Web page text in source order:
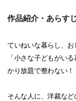
作品紹介・あらす
ていねいな暮らし、お
「小さな子どもがい
かり放題で整わない
そんな人に、洋裁な